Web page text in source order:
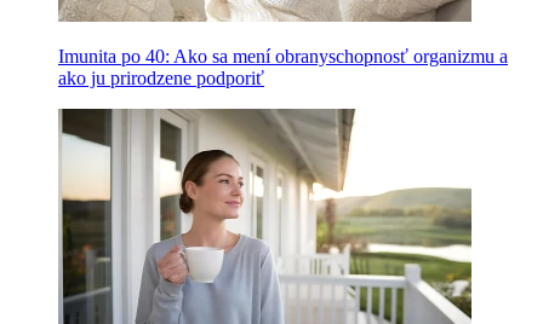
Imunita po 40: Ako sa mení obranyschopnosť organizmu a
ako ju prirodzene podporiť